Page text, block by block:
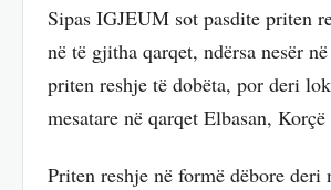
Sipas IGJEUM sot pasdite priten
në të gjitha qarqet, ndërsa nesër
priten reshje të dobëta, por deri
mesatare në qarqet Elbasan,
Priten reshje në formë dëbore deri